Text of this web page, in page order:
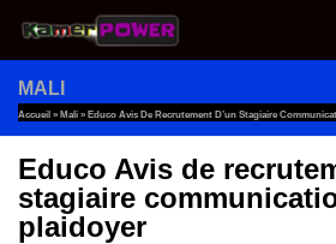
Au dessous du contenu
MALI
Accueil » Mali » Educo Avis De Recrutement D’un Stagiaire
Educo Avis de
stagiaire
plaidoyer